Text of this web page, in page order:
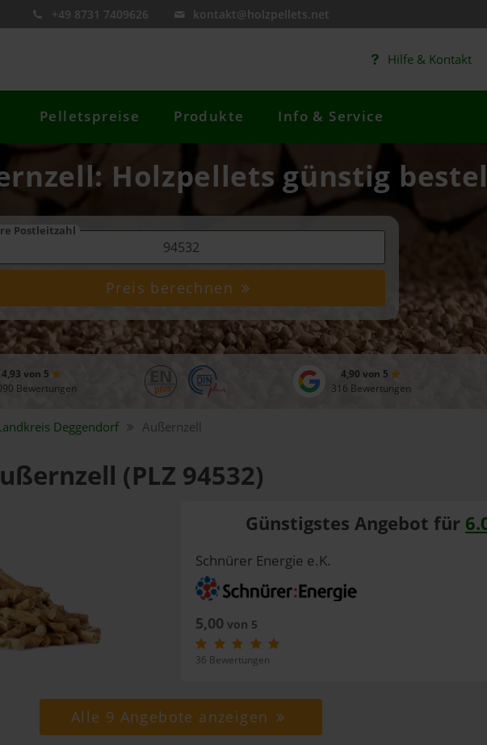
+49 8731 7409626 kontakt@holzpellets.net
Hilfe & Kontakt
Pelletspreise Produkte Info & Service
Holzpellets günstig
Postleitzahl
Preis berechnen
4,93 von 5
Bewertungen
4,90 von 5
316 Bewertungen
Deggendorf Außernzell
(PLZ 94532)
Günstigstes Angebot für
Schnürer Energie e.K.
5,00 von 5
36 Bewertungen
Alle 9 Angebote anzeigen